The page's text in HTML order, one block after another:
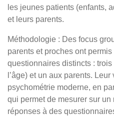
les jeunes patients (enfants,
et leurs parents.
Méthodologie : Des focus
parents et proches ont permis
questionnaires distincts :
l’âge) et un aux parents.
psychométrie moderne, en
qui permet de mesurer sur
réponses à des